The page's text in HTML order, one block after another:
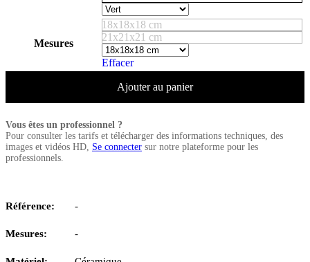
Mesures
18x18x18 cm
21x21x21 cm
Effacer
Ajouter au panier
Vous êtes un professionnel ?
Pour consulter les tarifs et télécharger des informations techniques, des
images et vidéos HD, Se connecter sur notre plateforme pour les
professionnels.
Référence: -
Mesures: -